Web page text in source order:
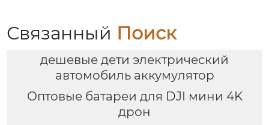
Связанный Поиск
дешевые дети электрический
автомобиль аккумулятор
Оптовые батареи для DJI мини 4K
дрон